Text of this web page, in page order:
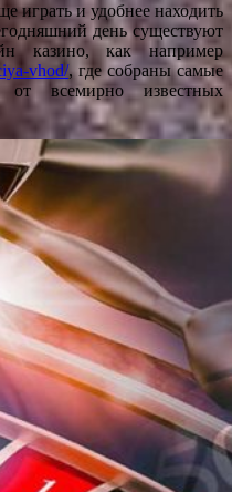
играть и удобнее находить
день существуют
казино, как например
vhod/, где собраны самые
всемирно известных